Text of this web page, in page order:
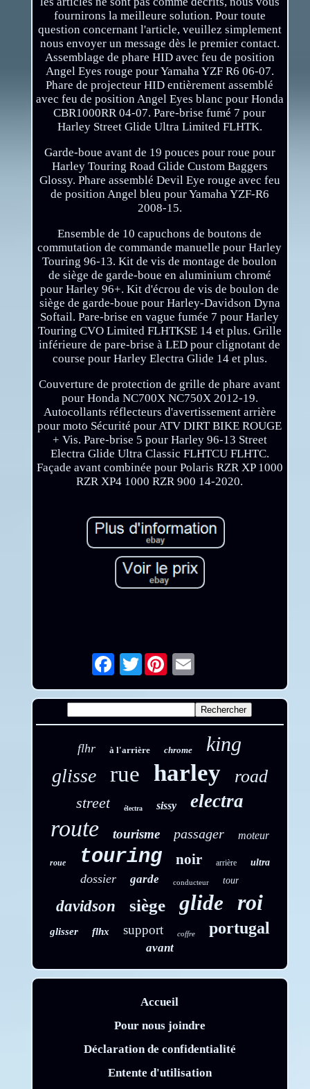
fournirons la meilleure solution. Pour toute
question concernant l'article, veuillez simplement
nous envoyer un message dès le premier contact.
Assemblage de phare HID avec feu de position
Angel Eyes rouge pour Yamaha YZF R6 06-07.
Phare de projecteur HID entièrement assemblé
avec feu de position Angel Eyes blanc pour Honda
CBR1000RR 04-07. Pare-brise fumé 7 pour
Harley Street Glide Ultra Limited FLHTK.
Garde-boue avant de 19 pouces pour roue pour
Harley Touring Road Glide Custom Baggers
Glossy. Phare assemblé Devil Eye rouge avec feu
de position Angel bleu pour Yamaha YZF-R6
2008-15.
Ensemble de 10 capuchons de boutons de
commutation de commande manuelle pour Harley
Touring 96-13. Kit de vis de montage de boulon
de siège de garde-boue en aluminium chromé
pour Harley 96+. Kit d'écrou de vis de boulon de
siège de garde-boue pour Harley-Davidson Dyna
Softail. Pare-brise en vague fumée 7 pour Harley
Touring CVO Limited FLHTKSE 14 et plus. Grille
inférieure de pare-brise à LED pour clignotant de
course pour Harley Electra Glide 14 et plus.
Couverture de protection de grille de phare avant
pour Honda NC700X NC750X 2012-19.
Autocollants réflecteurs d'avertissement arrière
pour moto Sécurité pour ATV DIRT BIKE ROUGE
+ Vis. Pare-brise 5 pour Harley 96-13 Street
Electra Glide Ultra Classic FLHTCU FLHTC.
Façade avant combinée pour Polaris RZR XP 1000
RZR XP4 1000 RZR 900 14-2020.
Twitter Email
flhr à l'arrière chrome king
glisse rue harley road
street électra sissy electra
route tourisme passager moteur
roue touring noir arrière ultra
dossier garde conducteur tour
davidson siège glide roi
glisser flhx support coffre portugal
avant
Accueil
Pour nous joindre
Déclaration de confidentialité
Entente d'utilisation